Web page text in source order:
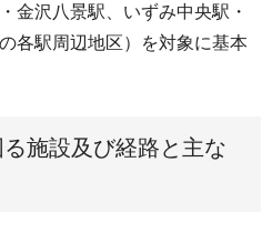
金沢八景駅、いずみ中央駅・
各駅周辺地区）を対象に基本
施設及び経路と主な